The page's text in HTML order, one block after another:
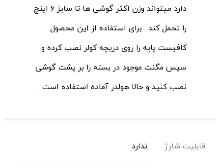
دارد میتواند وزن اکثر گوشی ها تا سایز ۶ اینچ
را تحمل کند . برای استفاده از این محصول
کافیست پایه را روی دریچه کولر نصب کرده و
سپس مگنت موجود در بسته را بر پشت گوشی
نصب کنید و حالا هولدر آماده استفاده است .
قابلیت شارژ ندارد